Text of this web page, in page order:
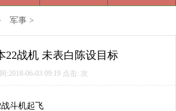
军事 >
22战机 未表白陈设目标
:2018-06-03 09:19 点击: 次
战斗机起飞